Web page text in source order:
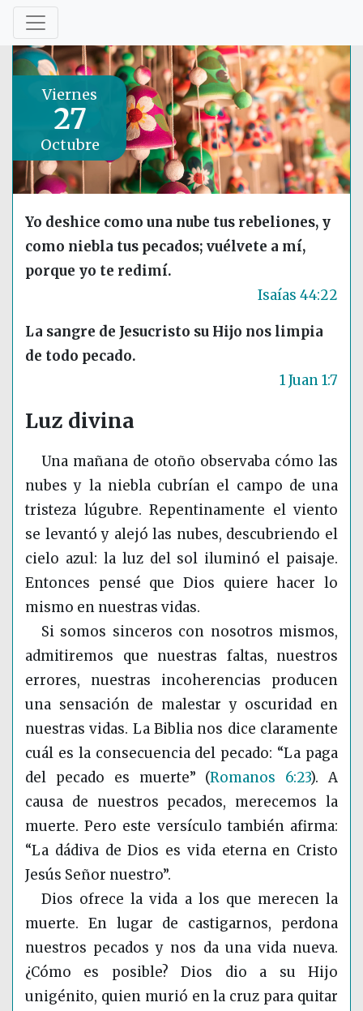
Viernes
27
Octubre
Yo deshice como una nube tus rebeliones, y
como niebla tus pecados; vuélvete a mí,
porque yo te redimí.
Isaías 44:22
La sangre de Jesucristo su Hijo nos limpia
de todo pecado.
1 Juan 1:7
Luz divina
Una mañana de otoño observaba cómo las
nubes y la niebla cubrían el campo de una
tristeza lúgubre. Repentinamente el viento
se levantó y alejó las nubes, descubriendo el
cielo azul: la luz del sol iluminó el paisaje.
Entonces pensé que Dios quiere hacer lo
mismo en nuestras vidas.
Si somos sinceros con nosotros mismos,
admitiremos que nuestras faltas, nuestros
errores, nuestras incoherencias producen
una sensación de malestar y oscuridad en
nuestras vidas. La Biblia nos dice claramente
cuál es la consecuencia del pecado: “La paga
del pecado es muerte” (Romanos 6:23). A
causa de nuestros pecados, merecemos la
muerte. Pero este versículo también afirma:
“La dádiva de Dios es vida eterna en Cristo
Jesús Señor nuestro”.
Dios ofrece la vida a los que merecen la
muerte. En lugar de castigarnos, perdona
nuestros pecados y nos da una vida nueva.
¿Cómo es posible? Dios dio a su Hijo
unigénito, quien murió en la cruz para quitar